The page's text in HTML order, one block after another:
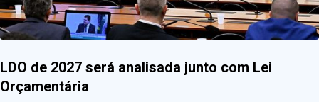
LDO de 2027 será analisada junto com Lei
Orçamentária